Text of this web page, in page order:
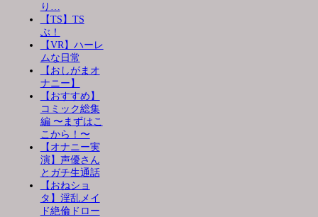
り…
【TS】TS
ぶ！
【VR】ハーレ
ムな日常
【おしがまオ
ナニー】
【おすすめ】
コミック総集
編 〜まずはこ
こから！〜
【オナニー実
演】声優さん
とガチ生通話
【おねショ
タ】淫乱メイ
ド絶倫ドロー